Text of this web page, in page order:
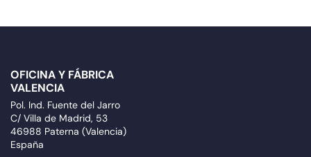
OFICINA Y FÁBRICA
VALENCIA
Pol. Ind. Fuente del Jarro
C/ Villa de Madrid, 53
46988 Paterna (Valencia)
España